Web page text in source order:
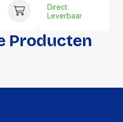
Producten
Direct
Leverbaar